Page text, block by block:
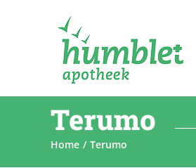
Terumo
Home Terumo